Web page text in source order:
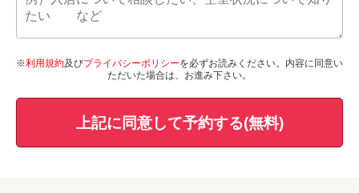
※利用規約及びプライバシーポリシーを必ずお読みください。内容に同意い
ただいた場合は、お進み下さい。
上記に同意して予約する(無料)